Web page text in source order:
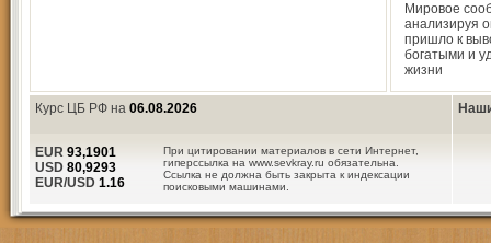
Мировое
анализируя
пришло к
богатыми и
жизни
Курс ЦБ РФ на 06.08.2026
При цитировании материалов в сети Интернет,
гиперссылка на www.sevkray.ru обязательна.
Ссылка не должна быть закрыта к индексации
поисковыми машинами.
EUR 93,1901
USD 80,9293
EUR/USD 1.16